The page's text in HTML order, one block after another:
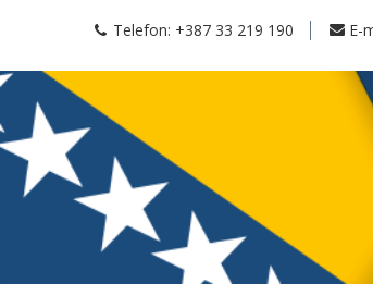
Telefon: +387 33 219 190 E-